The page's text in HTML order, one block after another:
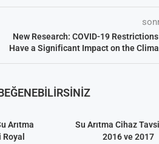
New Research: COVID-19
Have a Significant Impact on the
Arıtma
Su Arıtma Cihaz
2016 ve 2017